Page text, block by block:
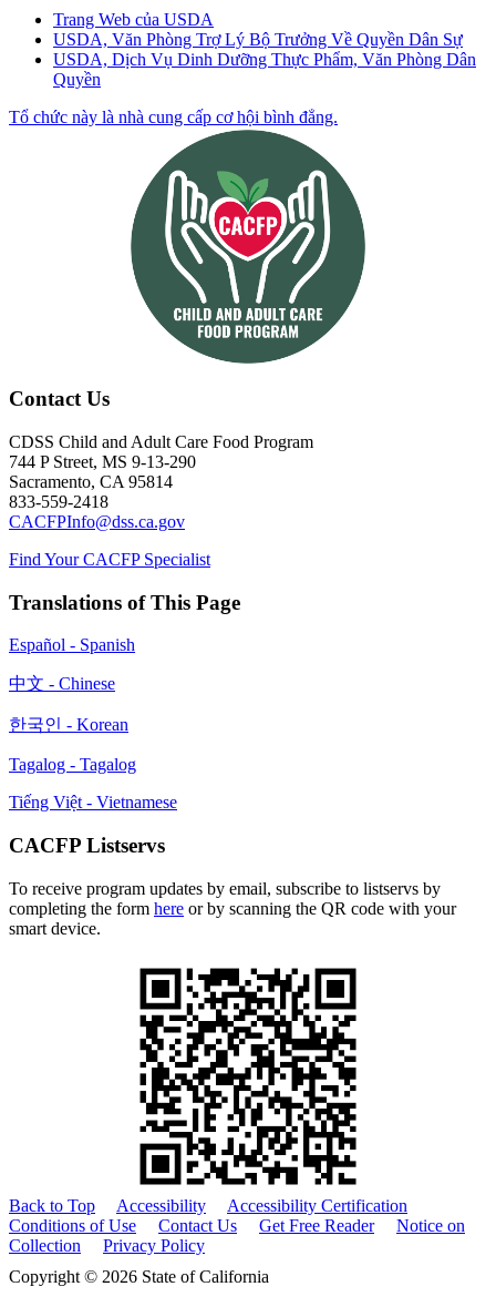
Trang Web của USDA
USDA, Văn Phòng Trợ Lý Bộ Trưởng Về Quyền Dân Sự
USDA, Dịch Vụ Dinh Dưỡng Thực Phẩm, Văn Phòng Dân
Quyền
Tổ chức này là nhà cung cấp cơ hội bình đẳng.
Contact Us
CDSS Child and Adult Care Food Program
744 P Street, MS 9-13-290
Sacramento, CA 95814
833-559-2418
CACFPInfo@dss.ca.gov
Find Your CACFP Specialist
Translations of This Page
Español - Spanish
中文 - Chinese
한국인 - Korean
Tagalog - Tagalog
Tiếng Việt - Vietnamese
CACFP Listservs
To receive program updates by email, subscribe to listservs by
completing the form here or by scanning the QR code with your
smart device.
Back to Top Accessibility
Accessibility Certification
Conditions of Use
Contact Us Get Free Reader
Notice on
Collection
Privacy Policy
Copyright © 2026 State of California